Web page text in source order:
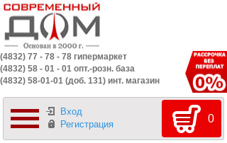
(4832) 77 - 78 - 78 гипермаркет
(4832) 58 - 01 - 01 опт.-розн. база
(4832) 58-01-01 (доб. 131) инт. магазин
Вход
Регистрация
0